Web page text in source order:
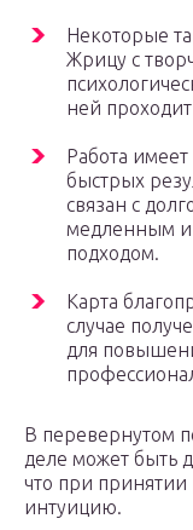
Некоторые
Жрицу с
ней
Работа
быстрых
связан с
медленным
подходом.
Карта
случае
для
В перевернутом
деле может быть
что при
интуицию.